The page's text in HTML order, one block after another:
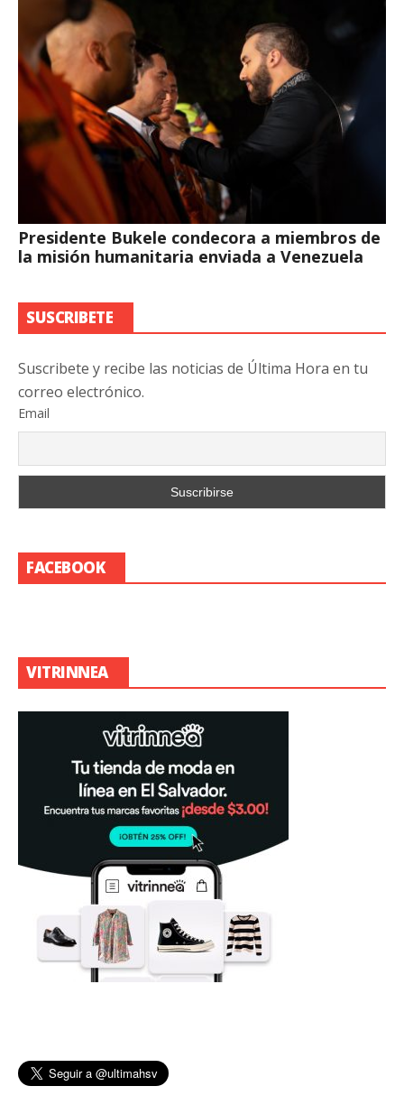
Presidente Bukele condecora a miembros de
la misión humanitaria enviada a Venezuela
SUSCRIBETE
Suscribete y recibe las noticias de Última Hora en tu
correo electrónico.
Email
FACEBOOK
VITRINNEA